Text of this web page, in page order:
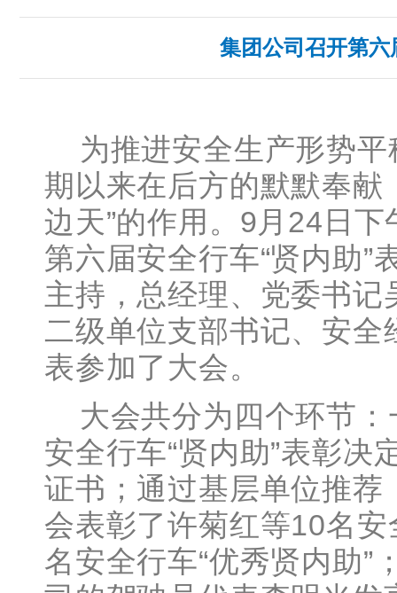
集团公司召开第
为推进安全生产形势
期以来在后方的默默奉献
边天”的作用。9月24日
第六届安全行车“贤内助”
主持，总经理、党委书
二级单位支部书记、安
表参加了大会。
大会共分为四个环节
安全行车“贤内助”表彰决
证书；通过基层单位推
会表彰了许菊红等10名安
名安全行车“优秀贤内助”